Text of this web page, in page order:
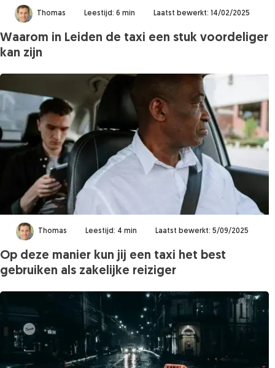
Thomas Leestijd: 6 min Laatst bewerkt: 14/02/2025
Waarom in Leiden de taxi een stuk voordeliger
kan zijn
Thomas Leestijd: 4 min Laatst bewerkt: 5/09/2025
Op deze manier kun jij een taxi het best
gebruiken als zakelijke reiziger